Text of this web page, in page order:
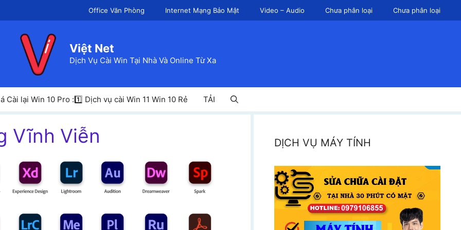
Office Văn Phòng Internet Mạng Bảo Mật Video – Audio Chưa phân loại Chưa phân loại
Việt Net
Dịch Vụ Cài Win Tại Nhà Và Online Từ Xa
Cài lại Win 10 Pro :1️⃣ Dịch vụ cài Win 11 Win 10 Rẻ TẢI
Vĩnh Viễn DỊCH VỤ MÁY TÍNH